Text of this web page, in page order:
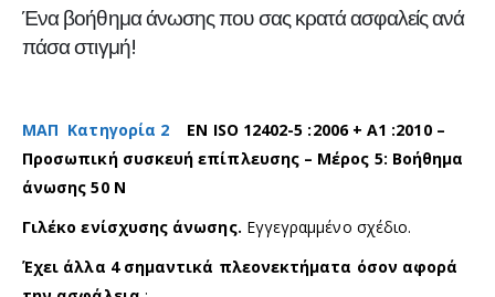
Ένα βοήθημα άνωσης που σας κρατά ασφαλείς ανά
πάσα στιγμή!
ΜΑΠ Κατηγορία 2 EN ISO 12402-5 :2006 + A1 :2010 –
Προσωπική συσκευή επίπλευσης – Μέρος 5: Βοήθημα
άνωσης 50 N
Γιλέκο ενίσχυσης άνωσης. Εγγεγραμμένο σχέδιο.
Έχει άλλα 4 σημαντικά πλεονεκτήματα όσον αφορά